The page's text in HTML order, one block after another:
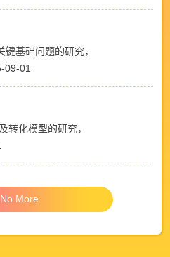
基础问题的研究，
09-01
转化模型的研究，
No More